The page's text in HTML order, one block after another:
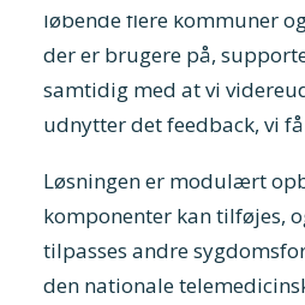
løbende flere kommuner
der er brugere på,
samtidig med at vi
udnytter det feedback, vi
Løsningen er modulært
komponenter kan tilføjes,
tilpasses andre
den nationale